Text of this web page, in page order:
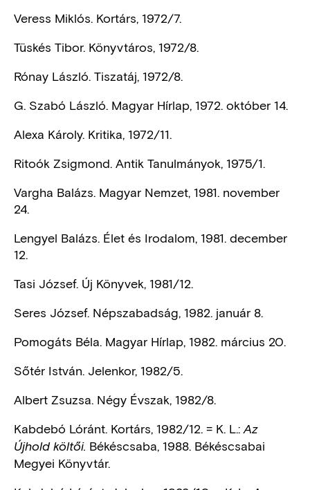
Veress Miklós. Kortárs, 1972/7.
Tüskés Tibor. Könyvtáros, 1972/8.
Rónay László. Tiszatáj, 1972/8.
G. Szabó László. Magyar Hírlap, 1972. október 14.
Alexa Károly. Kritika, 1972/11.
Ritoók Zsigmond. Antik Tanulmányok, 1975/1.
Vargha Balázs. Magyar Nemzet, 1981. november
24.
Lengyel Balázs. Élet és Irodalom, 1981. december
12.
Tasi József. Új Könyvek, 1981/12.
Seres József. Népszabadság, 1982. január 8.
Pomogáts Béla. Magyar Hírlap, 1982. március 20.
Sőtér István. Jelenkor, 1982/5.
Albert Zsuzsa. Négy Évszak, 1982/8.
Kabdebó Lóránt. Kortárs, 1982/12. = K. L.: Az
Újhold költői. Békéscsaba, 1988. Békéscsabai
Megyei Könyvtár.